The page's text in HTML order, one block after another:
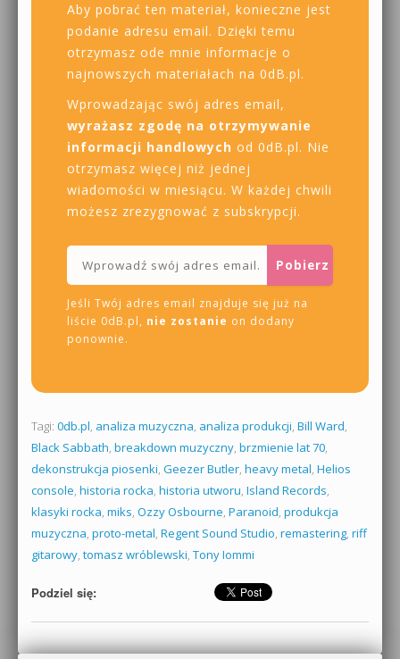
Aby pobrać ten materiał, konieczne jest
podanie adresu email. Dzięki temu
otrzymasz ode mnie informacje o
najnowszych materiałach na 0dB.pl.
Wprowadzając swój adres email,
wyrażasz zgodę na otrzymywanie
informacji handlowych od 0dB.pl. Nie
otrzymasz więcej niż jednej
wiadomości w miesiącu. W każdej chwili
możesz zrezygnować z subskrypcji.
Jeśli Twój adres email znajduje się już na
liście 0dB.pl, nie zostanie on dodany
ponownie.
Tagi: 0db.pl, analiza muzyczna, analiza produkcji, Bill Ward,
Black Sabbath, breakdown muzyczny, brzmienie lat 70,
dekonstrukcja piosenki, Geezer Butler, heavy metal, Helios
console, historia rocka, historia utworu, Island Records,
klasyki rocka, miks, Ozzy Osbourne, Paranoid, produkcja
muzyczna, proto-metal, Regent Sound Studio, remastering, riff
gitarowy, tomasz wróblewski, Tony Iommi
Podziel się: